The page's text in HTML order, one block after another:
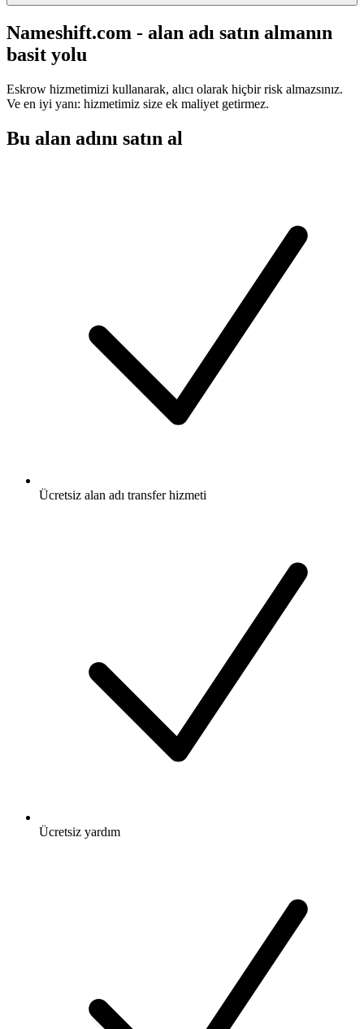
Nameshift.com - alan adı satın almanın
basit yolu
Eskrow hizmetimizi kullanarak, alıcı olarak hiçbir risk almazsınız.
Ve en iyi yanı: hizmetimiz size ek maliyet getirmez.
Bu alan adını satın al
Ücretsiz alan adı transfer hizmeti
Ücretsiz yardım